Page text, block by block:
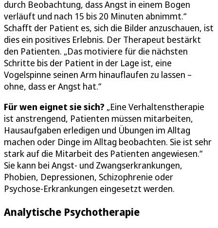
durch Beobachtung, dass Angst in einem Bogen
verläuft und nach 15 bis 20 Minuten abnimmt.“
Schafft der Patient es, sich die Bilder anzuschauen, ist
dies ein positives Erlebnis. Der Therapeut bestärkt
den Patienten. „Das motiviere für die nächsten
Schritte bis der Patient in der Lage ist, eine
Vogelspinne seinen Arm hinauflaufen zu lassen –
ohne, dass er Angst hat.“
Für wen eignet sie sich? „Eine Verhaltenstherapie
ist anstrengend, Patienten müssen mitarbeiten,
Hausaufgaben erledigen und Übungen im Alltag
machen oder Dinge im Alltag beobachten. Sie ist sehr
stark auf die Mitarbeit des Patienten angewiesen.“
Sie kann bei Angst- und Zwangserkrankungen,
Phobien, Depressionen, Schizophrenie oder
Psychose-Erkrankungen eingesetzt werden.
Analytische Psychotherapie